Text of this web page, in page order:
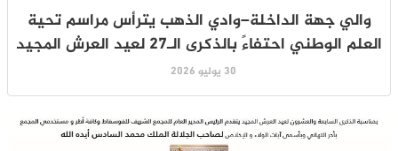
والي جهة الداخلة–وادي الذهب يترأس مراسم تحية
العلم الوطني احتفاءً بالذكرى الـ27 لعيد العرش المجيد
30 يوليو 2026